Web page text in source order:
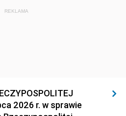
REKLAMA
2026 r. w sprawie